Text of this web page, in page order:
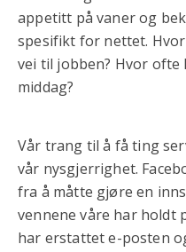
appetitt på vaner og
spesifikt for nettet.
vei til jobben? Hvor
middag?
Vår trang til å få ting
vår nysgjerrighet.
fra å måtte gjøre en
vennene våre har holdt
har erstattet e-posten